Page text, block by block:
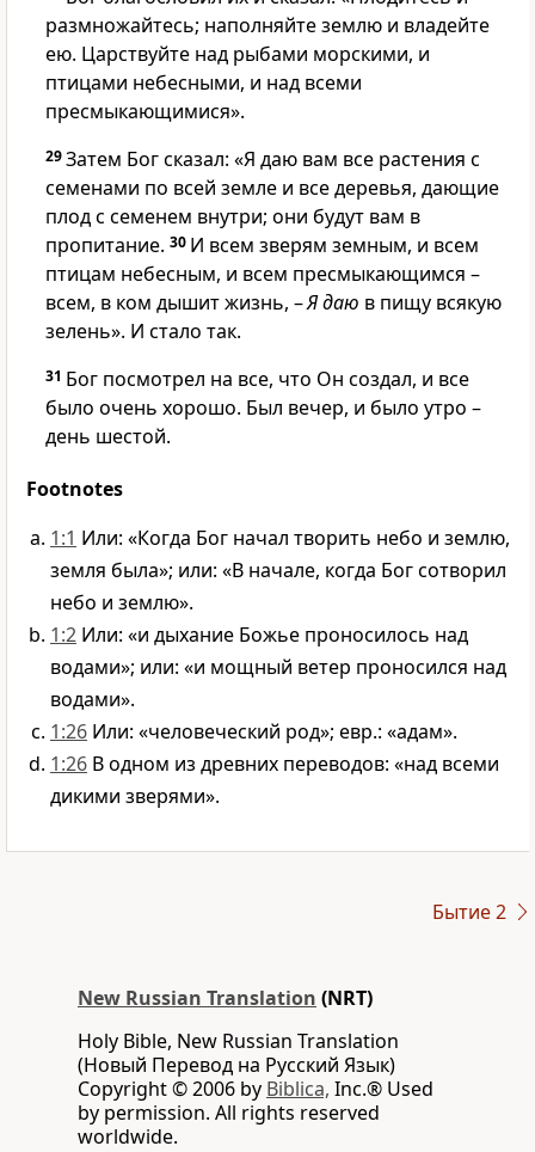
размножайтесь; наполняйте землю и владейте
ею. Царствуйте над рыбами морскими, и
птицами небесными, и над всеми
пресмыкающимися».
29Затем Бог сказал: «Я даю вам все растения с
семенами по всей земле и все деревья, дающие
плод с семенем внутри; они будут вам в
пропитание. 30 И всем зверям земным, и всем
птицам небесным, и всем пресмыкающимся –
всем, в ком дышит жизнь, –Я даю в пищу всякую
зелень». И стало так.
31 Бог посмотрел на все, что Он создал, и все
было очень хорошо. Был вечер, и было утро –
день шестой.
Footnotes
1:1 Или: «Когда Бог начал творить небо и землю,
земля была»; или: «В начале, когда Бог сотворил
небо и землю».
1:2 Или: «и дыхание Божье проносилось над
водами»; или: «и мощный ветер проносился над
водами».
1:26 Или: «человеческий род»; евр.: «адам».
1:26 В одном из древних переводов: «над всеми
дикими зверями».
Бытие 2
New Russian Translation (NRT)
Holy Bible, New Russian Translation
(Новый Перевод на Русский Язык)
Copyright © 2006 by Biblica, Inc.® Used
by permission. All rights reserved
worldwide.